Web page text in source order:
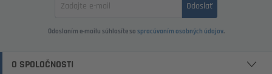
Odoslať
Odoslaním e-mailu súhlasíte so spracúvaním osobných údajov.
O SPOLOČNOSTI